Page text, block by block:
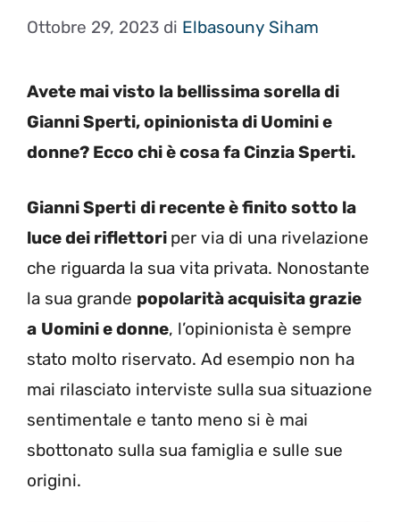
Ottobre 29, 2023 di Elbasouny Siham
Avete mai visto la bellissima sorella di
Gianni Sperti, opinionista di Uomini e
donne? Ecco chi è cosa fa Cinzia Sperti.
Gianni Sperti di recente è finito sotto la
luce dei riflettori per via di una rivelazione
che riguarda la sua vita privata. Nonostante
la sua grande popolarità acquisita grazie
a Uomini e donne, l’opinionista è sempre
stato molto riservato. Ad esempio non ha
mai rilasciato interviste sulla sua situazione
sentimentale e tanto meno si è mai
sbottonato sulla sua famiglia e sulle sue
origini.